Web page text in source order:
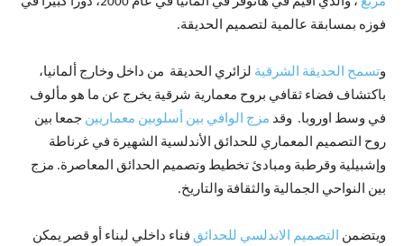
فوزه بمسابقة عالمية لتصميم الحديقة.
وتسمح الحديقة الشرقية لزائري الحديقة من داخل وخارج ألمانيا،
باكتشاف فضاء ثقافي بروح معمارية شرقية يخرج عن ما هو مألوف
في وسط اوروبا. وقد مزج الوافي بين أسلوبين معماريين جمعا بين
روح التصميم المعماري للحدائق الأندلسية الشهيرة في غرناطة
وإشبيلية وقرطبة ومبادئ تخطيط وتصميم الحدائق المعاصرة. مزج
بين النواحي الجمالية والثقافة والتاريخ.
ويتضمن التصميم الاندلسي للحدائق فناء داخلي لبناء أو قصر يمكن